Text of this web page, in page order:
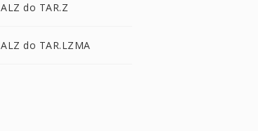
ALZ do TAR.Z
ALZ do TAR.LZMA